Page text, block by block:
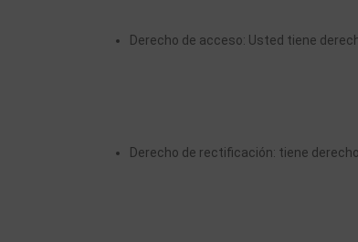
Derecho de acceso: Usted tiene
Derecho de rectificación: tiene